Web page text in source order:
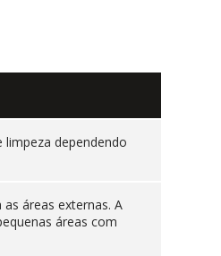
dependendo
áreas externas. A
áreas com